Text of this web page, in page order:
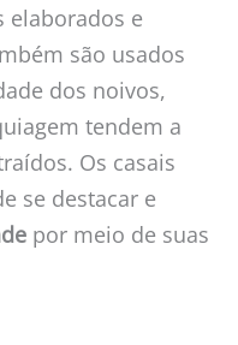
elaborados e
são usados
dos noivos,
tendem a
Os casais
se destacar e
por meio de suas